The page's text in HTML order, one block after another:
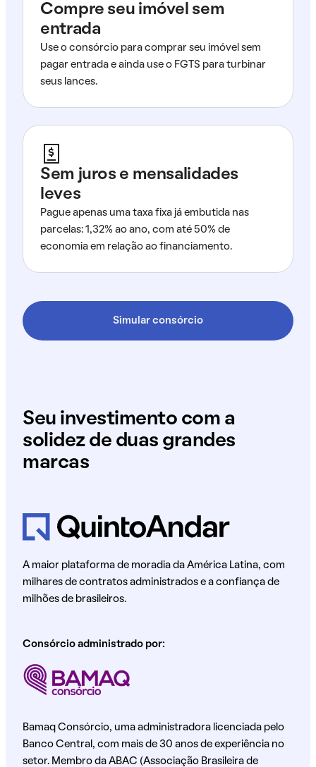
Compre seu imóvel sem
entrada
Use o consórcio para comprar seu imóvel sem
pagar entrada e ainda use o FGTS para turbinar
seus lances.
Sem juros e mensalidades
leves
Pague apenas uma taxa fixa já embutida nas
parcelas: 1,32% ao ano, com até 50% de
economia em relação ao financiamento.
Simular consórcio
Seu investimento com a
solidez de duas grandes
marcas
A maior plataforma de moradia da América Latina, com
milhares de contratos administrados e a confiança de
milhões de brasileiros.
Consórcio administrado por:
Bamaq Consórcio, uma administradora licenciada pelo
Banco Central, com mais de 30 anos de experiência no
setor. Membro da ABAC (Associação Brasileira de